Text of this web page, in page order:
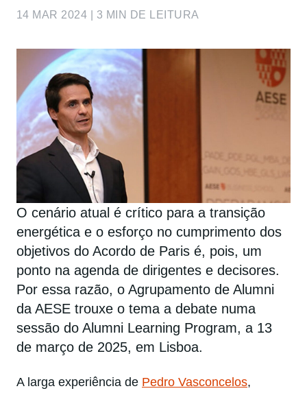
14 MAR 2024 | 3 MIN DE LEITURA
O cenário atual é crítico para a transição
energética e o esforço no cumprimento dos
objetivos do Acordo de Paris é, pois, um
ponto na agenda de dirigentes e decisores.
Por essa razão, o Agrupamento de Alumni
da AESE trouxe o tema a debate numa
sessão do Alumni Learning Program, a 13
de março de 2025, em Lisboa.
A larga experiência de Pedro Vasconcelos,